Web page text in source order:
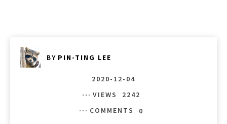
BY PIN-TING LEE
2020-12-04
VIEWS
2242
COMMENTS
0